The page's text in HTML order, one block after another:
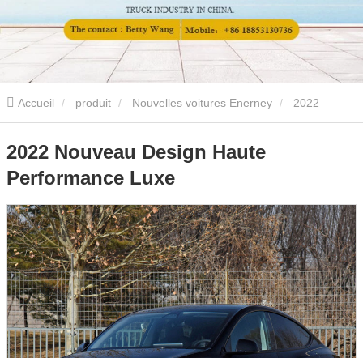
Accueil produit Nouvelles voitures Enerney
2022 Nouveau Design Haute
Performance Luxe